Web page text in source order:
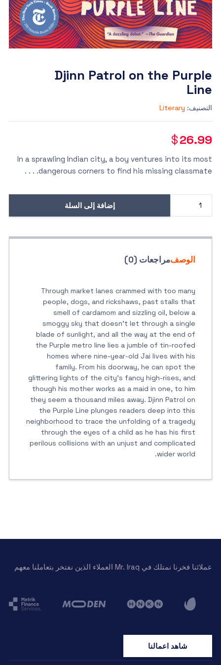
Djinn Patrol on the Purple
Line
$26.99
In a sprawling Indian city, a boy ventures into its most
dangerous corners to find his missing classmate. . . .
كمية
Patrol
إضافة إلى السلة
التصنيف: Literary
الوصفمراجعات (0)
Through market lanes crammed with too many
people, dogs, and rickshaws, past stalls that
smell of cardamom and sizzling oil, below a
smoggy sky that doesn’t let through a single
blade of sunlight, and all the way at the end of
the Purple metro line lies a jumble of tin-roofed
homes where nine-year-old Jai lives with his
family. From his doorway, he can spot the
glittering lights of the city’s fancy high-rises, and
though his mother works as a maid in one, to him
they seem a thousand miles away. Djinn Patrol on
the Purple Line plunges readers deep into this
neighborhood to trace the unfolding of a tragedy
through the eyes of a child as he has his first
perilous collisions with an unjust and complicated
wider world.
عملائنا فخرنا نمتلك في Mr. Iraq العملاء الذين نفتخر بتعاملنا معهم
شاهد اعمالنا